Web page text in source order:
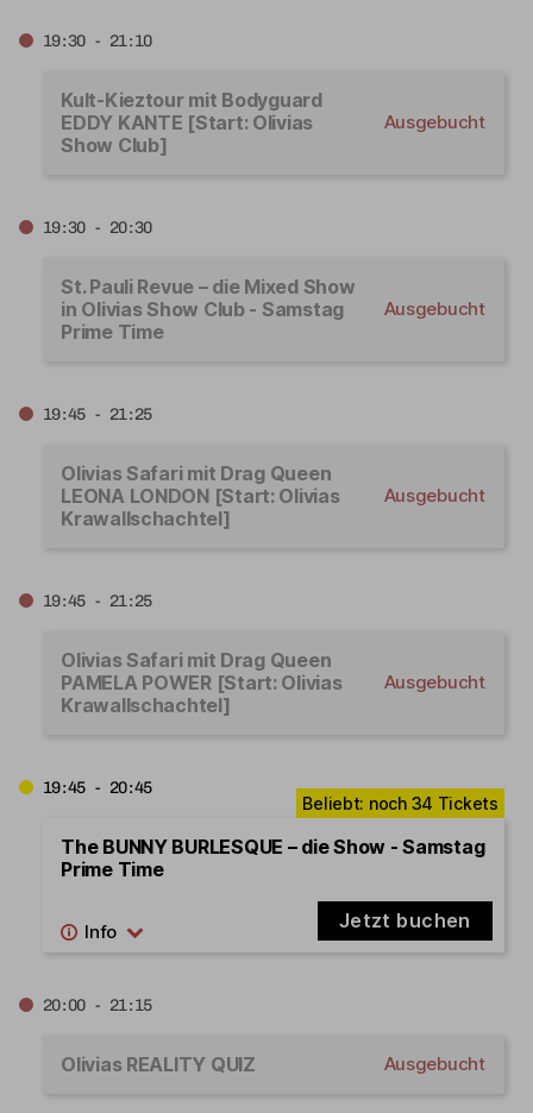
19:30 - 21:10
Kult-Kieztour mit Bodyguard
EDDY KANTE [Start: Olivias
Show Club]
Ausgebucht
19:30 - 20:30
St. Pauli Revue – die Mixed Show
in Olivias Show Club - Samstag
Prime Time
Ausgebucht
19:45 - 21:25
Olivias Safari mit Drag Queen
LEONA LONDON [Start: Olivias
Krawallschachtel]
Ausgebucht
19:45 - 21:25
Olivias Safari mit Drag Queen
PAMELA POWER [Start: Olivias
Krawallschachtel]
Ausgebucht
19:45 - 20:45
The BUNNY BURLESQUE – die Show - Samstag
Prime Time
Jetzt buchen
20:00 - 21:15
Olivias REALITY QUIZ Ausgebucht